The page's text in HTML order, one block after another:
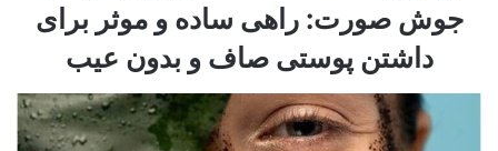
جوش صورت: راهی ساده و موثر برای
داشتن پوستی صاف و بدون عیب